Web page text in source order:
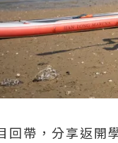
回帶，分享返開